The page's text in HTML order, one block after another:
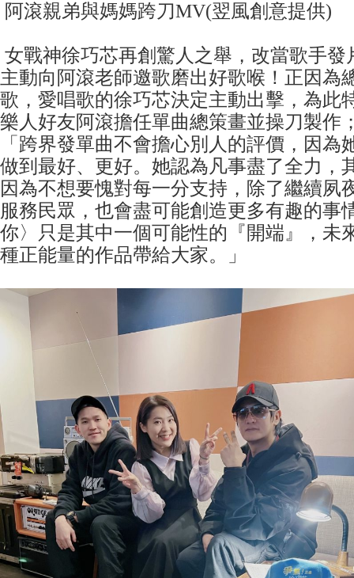
阿滾親弟與媽媽跨刀MV(翌風創意提供)
女戰神徐巧芯再創驚人之舉，改當歌手發
主動向阿滾老師邀歌磨出好歌喉！正因為
歌，愛唱歌的徐巧芯決定主動出擊，為此
樂人好友阿滾擔任單曲總策畫並操刀製作
「跨界發單曲不會擔心別人的評價，因為
做到最好、更好。她認為凡事盡了全力，
因為不想要愧對每一分支持，除了繼續夙
服務民眾，也會盡可能創造更多有趣的事
你〉只是其中一個可能性的『開端』，未
種正能量的作品帶給大家。」